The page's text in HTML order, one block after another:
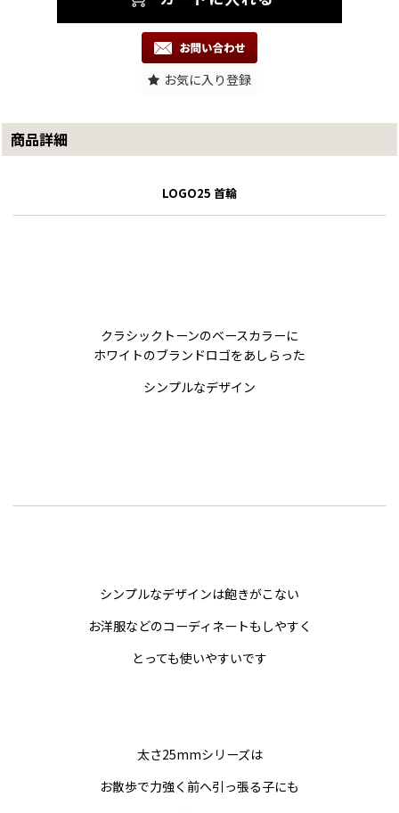
お気に入り登録
商品詳細
LOGO25 首輪
クラシックトーンのベースカラーに
ホワイトのブランドロゴをあしらった
シンプルなデザイン
シンプルなデザインは飽きがこない
お洋服などのコーディネートもしやすく
とっても使いやすいです
太さ25mmシリーズは
お散歩で力強く前へ引っ張る子にも